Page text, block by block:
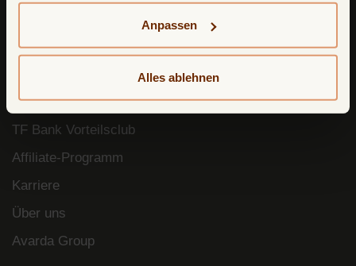
Anpassen
Alles ablehnen
Über uns
Soziale Verantwortung
TF Bank Vorteilsclub
Affiliate-Programm
Karriere
Über uns
Avarda Group